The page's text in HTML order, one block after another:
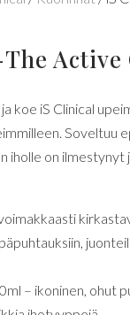
Active
koe iS Clinical
Soveltuu
iholle on
– ikoninen, ohut